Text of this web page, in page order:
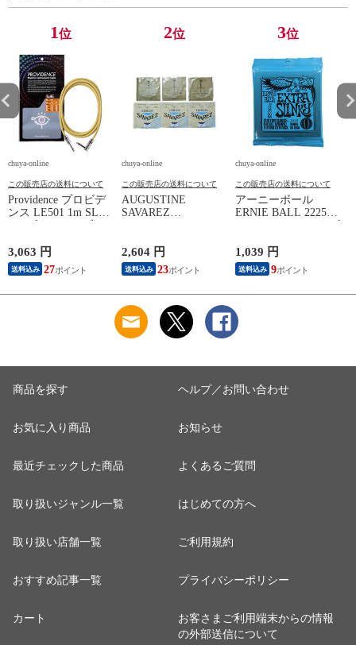
1位
chuya-online
この販売店の送料について
Providence プロビデ
ンス LE501 1m SL
YL ギターケーブル
3,063 円
送料込み 27
2位
chuya-online
この販売店の送料について
AUGUSTINE
SAVAREZ
2,604 円
送料込み 23
3位
chuya-online
この販売店の送料について
アーニーボール
ERNIE BALL 2225
Extra Slinky エレキギ
1,039 円
送料込み 9
商品を探す
お気に入り商品
最近チェックした商品
取り扱いジャンル一覧
取り扱い店舗一覧
おすすめ記事一覧
カート
ヘルプ／お問い合わせ
お知らせ
よくあるご質問
はじめての方へ
ご利用規約
プライバシーポリシー
お客さまご利用端末からの情報
の外部送信について